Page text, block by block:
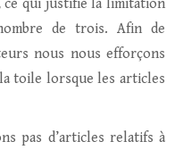
ce qui justifie la limitation
de trois. Afin de
nous nous efforçons
toile lorsque les articles
pas d’articles relatifs à